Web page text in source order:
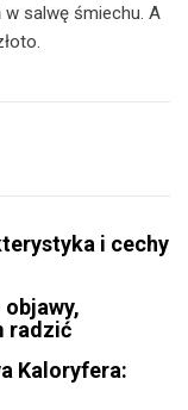
w salwę śmiechu. A
i cechy
radzić
Kaloryfera: